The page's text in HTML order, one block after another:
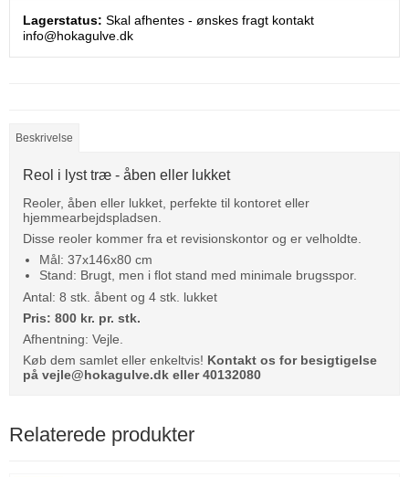
Lagerstatus: Skal afhentes - ønskes fragt kontakt
info@hokagulve.dk
Beskrivelse
Reol i lyst træ - åben eller lukket
Reoler, åben eller lukket, perfekte til kontoret eller
hjemmearbejdspladsen.
Disse reoler kommer fra et revisionskontor og er velholdte.
Mål: 37x146x80 cm
Stand: Brugt, men i flot stand med minimale brugsspor.
Antal: 8 stk. åbent og 4 stk. lukket
Pris: 800 kr. pr. stk.
Afhentning: Vejle.
Køb dem samlet eller enkeltvis! Kontakt os for besigtigelse
på vejle@hokagulve.dk eller 40132080
Relaterede produkter